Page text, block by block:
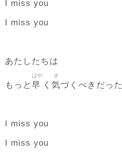
I miss you
I miss you
あたしたちは
もっと 早
はや
く 気
き
づくべきだった
I miss you
I miss you